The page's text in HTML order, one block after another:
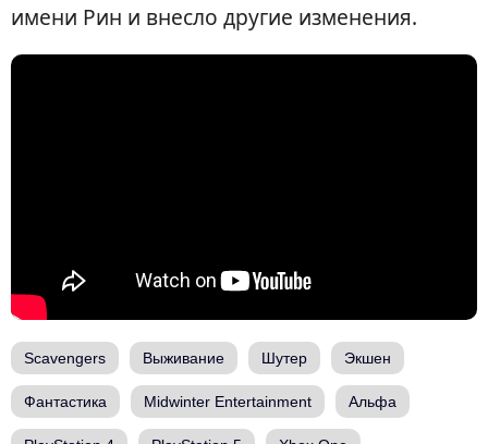
имени Рин и внесло другие изменения.
Scavengers Выживание Шутер Экшен
Фантастика Midwinter Entertainment Альфа